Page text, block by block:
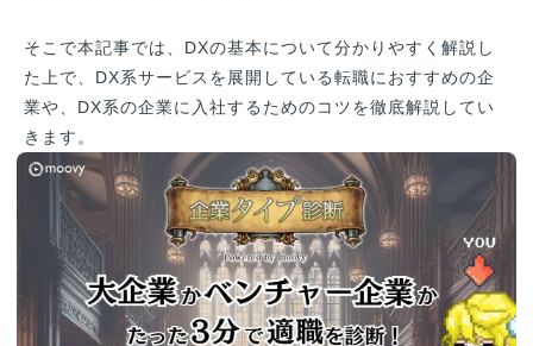
そこで本記事では、DXの基本について分かりやすく解説し
た上で、DX系サービスを展開している転職におすすめの企
業や、DX系の企業に入社するためのコツを徹底解説してい
きます。